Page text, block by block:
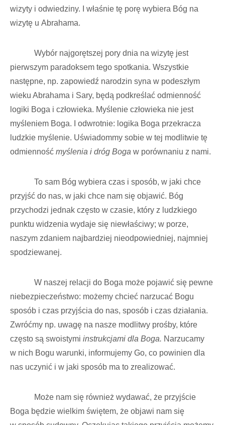
wizyty i odwiedziny. I właśnie tę porę wybiera Bóg na
wizytę u Abrahama.
Wybór najgorętszej pory dnia na wizytę jest
pierwszym paradoksem tego spotkania. Wszystkie
następne, np. zapowiedź narodzin syna w podeszłym
wieku Abrahama i Sary, będą podkreślać odmienność
logiki Boga i człowieka. Myślenie człowieka nie jest
myśleniem Boga. I odwrotnie: logika Boga przekracza
ludzkie myślenie. Uświadommy sobie w tej modlitwie tę
odmienność myślenia i dróg Boga w porównaniu z nami.
To sam Bóg wybiera czas i sposób, w jaki chce
przyjść do nas, w jaki chce nam się objawić. Bóg
przychodzi jednak często w czasie, który z ludzkiego
punktu widzenia wydaje się niewłaściwy; w porze,
naszym zdaniem najbardziej nieodpowiedniej, najmniej
spodziewanej.
W naszej relacji do Boga może pojawić się pewne
niebezpieczeństwo: możemy chcieć narzucać Bogu
sposób i czas przyjścia do nas, sposób i czas działania.
Zwróćmy np. uwagę na nasze modlitwy prośby, które
często są swoistymi instrukcjami dla Boga. Narzucamy
w nich Bogu warunki, informujemy Go, co powinien dla
nas uczynić i w jaki sposób ma to zrealizować.
Może nam się również wydawać, że przyjście
Boga będzie wielkim świętem, że objawi nam się